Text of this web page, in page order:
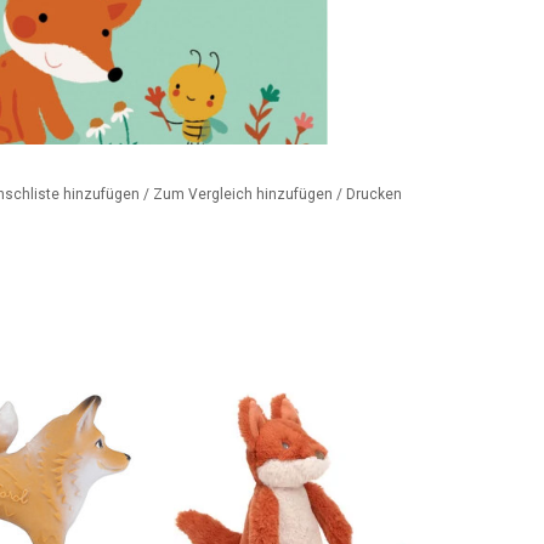
hinzufügen / Zum Vergleich hinzufügen / Drucken
Badespielzeug
HINZUFÜGEN
Horse
ZUM WARENKORB HINZUFÜGEN